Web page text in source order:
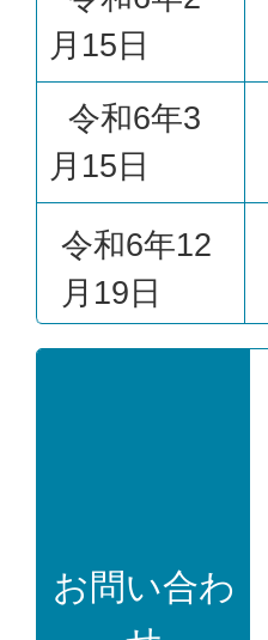
月15日
令和6年3
月15日
令和6年12
月19日
お問い合わ